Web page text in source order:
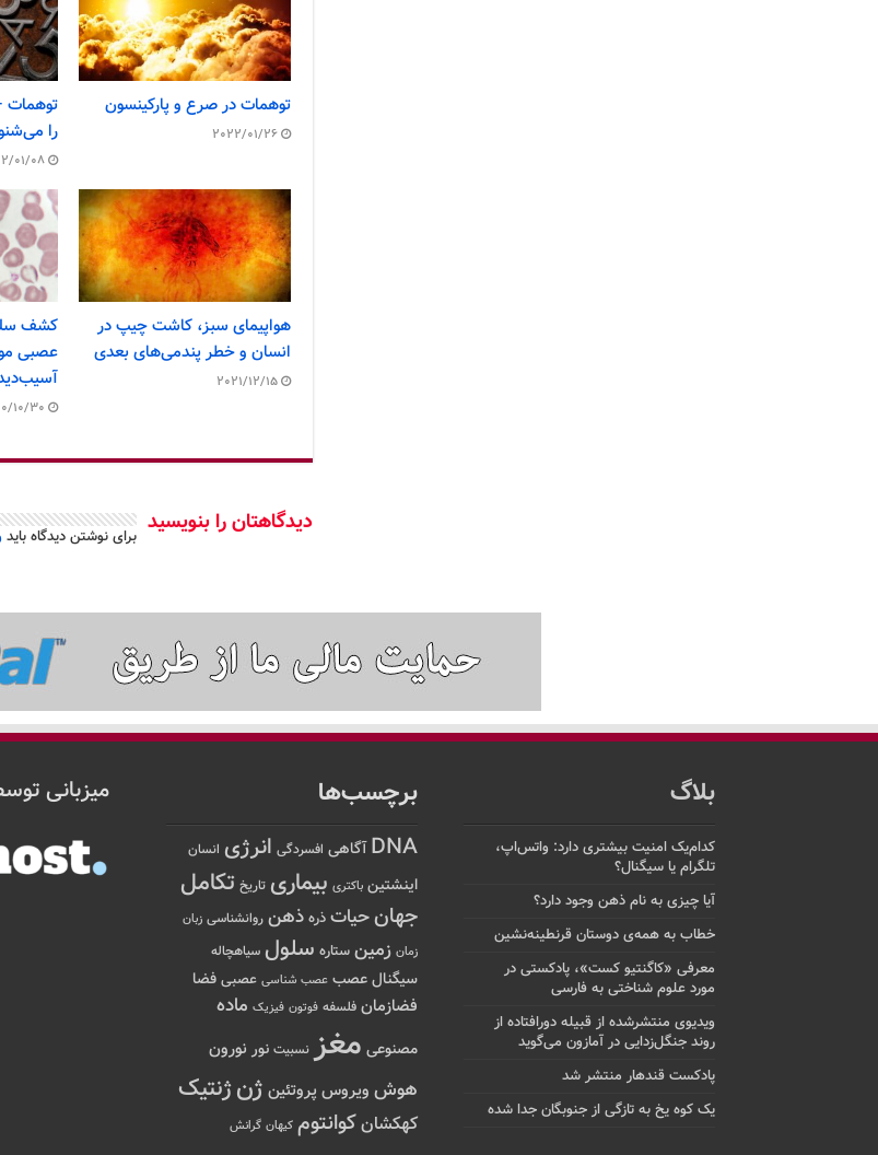
توهمات در صرع و پارکینسون
2022/01/26
توهمات
را
01/08
هواپیمای سبز، کاشت چیپ در
انسان و خطر پندمی‌های بعدی
2021/12/15
کشف
عصبی
10/30
دیدگاهتان را بنویسید برای نوشتن دیدگاه باید
بلاگ
کدام‌یک امنیت بیشتری دارد: واتس‌اپ،
تلگرام یا سیگنال؟
آیا چیزی به نام ذهن وجود دارد؟
خطاب به همه‌ی دوستان قرنطینه‌نشین
معرفی «کاگنتیو کست»، پادکستی در
مورد علوم شناختی به فارسی
ویدیوی منتشرشده از قبیله دورافتاده‌ از
روند جنگل‌زدایی در آمازون می‌گوید
پادکست قندهار منتشر شد
یک کوه یخ به تازگی از جنوبگان جدا شده
برچسب‌ها
DNA آگاهی افسردگی انرژی انسان
اینشتین باکتری بیماری تاریخ تکامل
جهانحیات ذره ذهن روانشناسی زبان
زمان زمین ستاره سلول سیاهچاله
سیگنالعصب عصب شناسی عصبی فضا
فضازمان فلسفه فوتون فیزیک ماده
مصنوعی مغز نسبیت نور نورون
هوش ویروس پروتئین ژنژنتیک
کهکشانکوانتوم کیهان گرانش
میزبانی